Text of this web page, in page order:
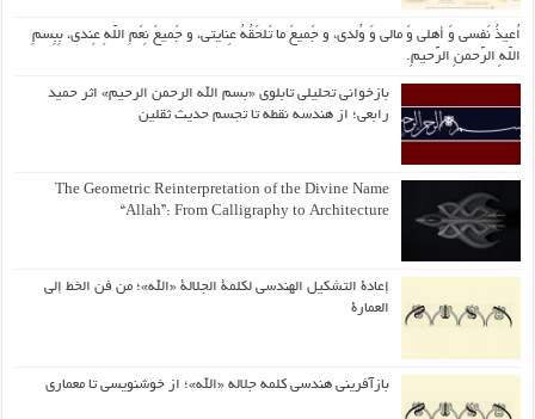
اُعیذُ نَفسی وَ أهلی وَ مالی وَ وُلدی، و جَمیعَ ما تَلحَقُهُ عِنایتی، و جَمیعَ نِعَمِ اللّهِ عِندی، بِبِسمِ
اللّهِ الرَّحمنِ الرَّحیمِ.
بازخوانی تحلیلی تابلوی «بسم الله الرحمن الرحیم» اثر حمید
رابعی؛ از هندسه نقطه تا تجسم حدیث ثقلین
The Geometric Reinterpretation of the Divine Name
“Allah”: From Calligraphy to Architecture
إعادة التشكيل الهندسي لكلمة الجلالة «الله»؛ من فن الخط إلى
العمارة
بازآفرینی هندسی کلمه جلاله «الله»؛ از خوشنویسی تا معماری